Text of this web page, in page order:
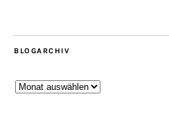
BLOGARCHIV
Blogarchiv